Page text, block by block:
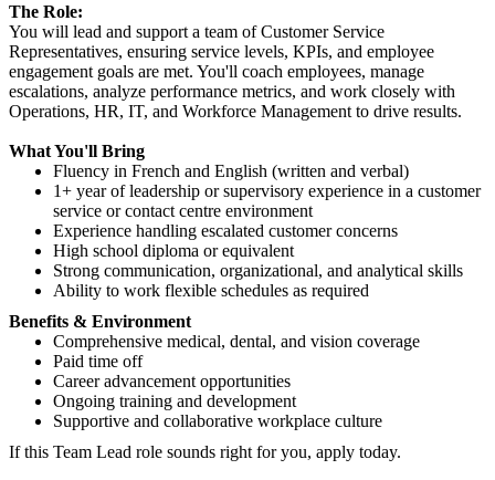
The Role:
You will lead and support a team of Customer Service
Representatives, ensuring service levels, KPIs, and employee
engagement goals are met. You'll coach employees, manage
escalations, analyze performance metrics, and work closely with
Operations, HR, IT, and Workforce Management to drive results.
What You'll Bring
Fluency in French and English (written and verbal)
1+ year of leadership or supervisory experience in a customer
service or contact centre environment
Experience handling escalated customer concerns
High school diploma or equivalent
Strong communication, organizational, and analytical skills
Ability to work flexible schedules as required
Benefits & Environment
Comprehensive medical, dental, and vision coverage
Paid time off
Career advancement opportunities
Ongoing training and development
Supportive and collaborative workplace culture
If this Team Lead role sounds right for you, apply today.